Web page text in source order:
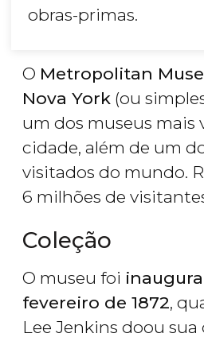
obras-primas.
O Metropolitan
Nova York (ou
um dos museus mais
cidade, além de um
visitados do mundo.
6 milhões de
Coleção
O museu foi
fevereiro de 1872,
Lee Jenkins doou